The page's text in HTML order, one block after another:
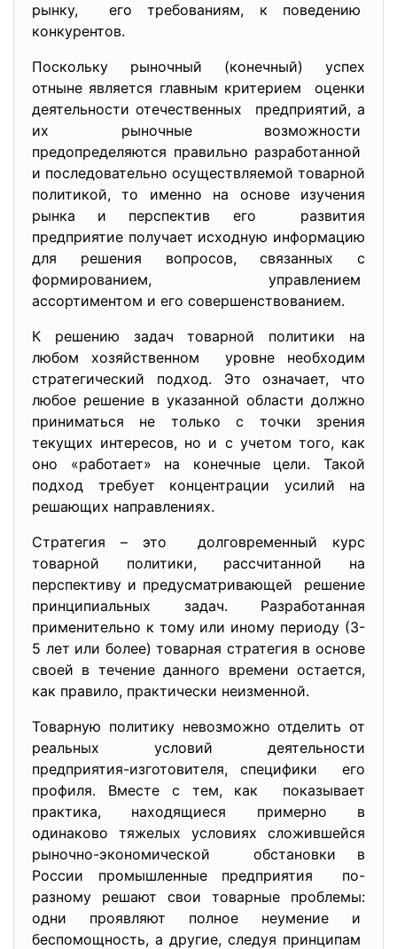
рынку, его требованиям, к поведению
конкурентов.
Поскольку рыночный (конечный) успех
отныне является главным критерием оценки
деятельности отечественных предприятий, а
их рыночные возможности
предопределяются правильно разработанной
и последовательно осуществляемой товарной
политикой, то именно на основе изучения
рынка и перспектив его развития
предприятие получает исходную информацию
для решения вопросов, связанных с
формированием, управлением
ассортиментом и его совершенствованием.
К решению задач товарной политики на
любом хозяйственном уровне необходим
стратегический подход. Это означает, что
любое решение в указанной области должно
приниматься не только с точки зрения
текущих интересов, но и с учетом того, как
оно «работает» на конечные цели. Такой
подход требует концентрации усилий на
решающих направлениях.
Стратегия – это долговременный курс
товарной политики, рассчитанной на
перспективу и предусматривающей решение
принципиальных задач. Разработанная
применительно к тому или иному периоду (3-
5 лет или более) товарная стратегия в основе
своей в течение данного времени остается,
как правило, практически неизменной.
Товарную политику невозможно отделить от
реальных условий деятельности
предприятия-изготовителя, специфики его
профиля. Вместе с тем, как показывает
практика, находящиеся примерно в
одинаково тяжелых условиях сложившейся
рыночно-экономической обстановки в
России промышленные предприятия по-
разному решают свои товарные проблемы:
одни проявляют полное неумение и
беспомощность, а другие, следуя принципам